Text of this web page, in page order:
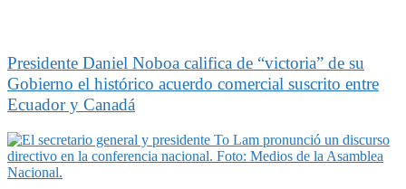
Presidente Daniel Noboa califica de “victoria” de su
Gobierno el histórico acuerdo comercial suscrito entre
Ecuador y Canadá